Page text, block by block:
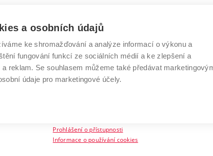
VYSOKÉ UČENÍ TECHNICKÉ V BRNĚ
Antonínská 548/1
602 00 Brno
www.vut.cz
Prohlášení o přístupnosti
Informace o používání cookies
a osobních údajů
ke shromažďování a analýze informací o výkonu a
fungování funkcí ze sociálních médií a ke zlepšení a
a reklam. Se souhlasem můžeme také předávat
údaje pro marketingové účely.